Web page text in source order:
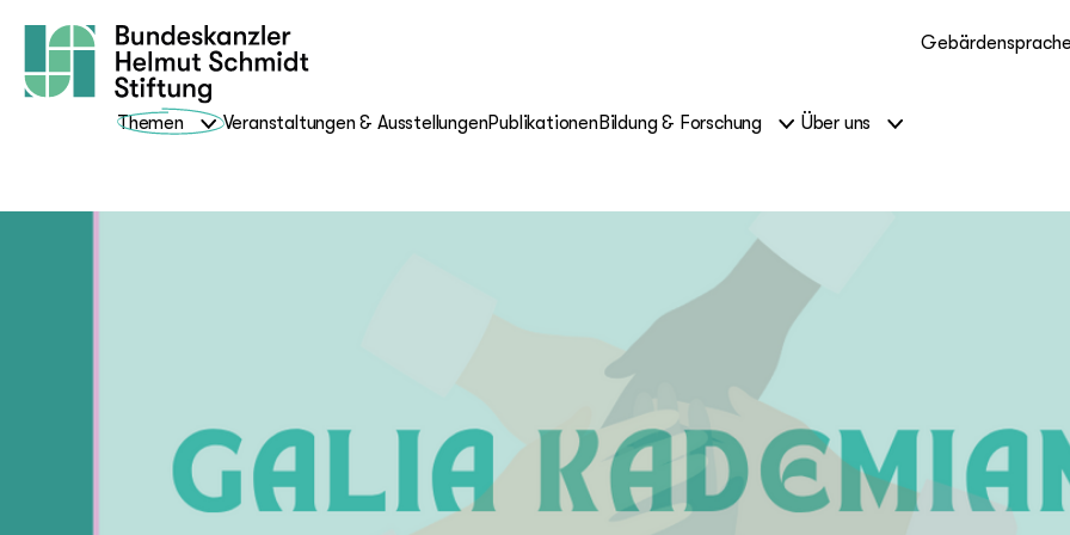
Gebärdensprache
Themen Veranstaltungen & AusstellungenPublikationenBildung & Forschung Über uns